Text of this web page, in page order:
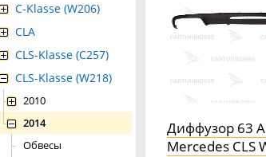
Диффузор 63
Mercedes CLS
C-Klasse (W206)
CLA
CLS-Klasse (C257)
CLS-Klasse (W218)
2010
2014
Обвесы